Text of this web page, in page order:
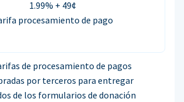
1.99% + 49¢
procesamiento de pago
de procesamiento de pagos
por terceros para entregar
de los formularios de donación